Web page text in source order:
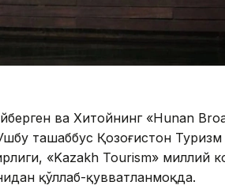
ва Хитойнинг «Hunan
ташаббус Қозоғистон
«Kazakh Tourism» миллий
қўллаб-қувватланмоқда.